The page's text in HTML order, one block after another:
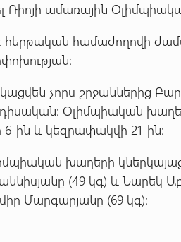
Ռիոյի ամառային
հերթական համաժողովի
չորս շրջաններից
Օլիմպիական
ին և կեզրափակվի 21-ին:
խաղերի
(49 կգ) և Նարեկ
Մարգարյանը (69 կգ):